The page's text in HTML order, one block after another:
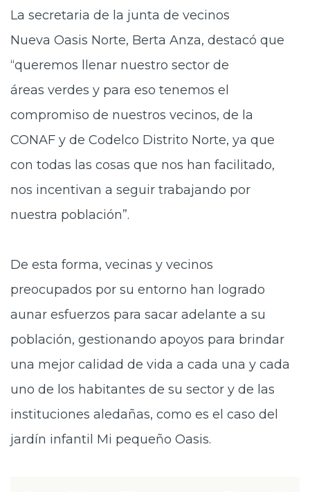
La secretaria de la junta de vecinos
Nueva Oasis Norte, Berta Anza, destacó que
“queremos llenar nuestro sector de
áreas verdes y para eso tenemos el
compromiso de nuestros vecinos, de la
CONAF y de Codelco Distrito Norte, ya que
con todas las cosas que nos han facilitado,
nos incentivan a seguir trabajando por
nuestra población”.
De esta forma, vecinas y vecinos
preocupados por su entorno han logrado
aunar esfuerzos para sacar adelante a su
población, gestionando apoyos para brindar
una mejor calidad de vida a cada una y cada
uno de los habitantes de su sector y de las
instituciones aledañas, como es el caso del
jardín infantil Mi pequeño Oasis.